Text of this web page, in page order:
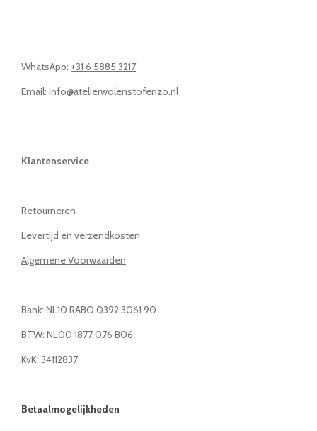
WhatsApp: +31 6 5885 3217
Email: info@atelierwolenstofenzo.nl
Klantenservice
Retourneren
Levertijd en verzendkosten
Algemene Voorwaarden
Bank: NL10 RABO 0392 3061 90
BTW: NL00 1877 076 B06
KvK: 34112837
Betaalmogelijkheden